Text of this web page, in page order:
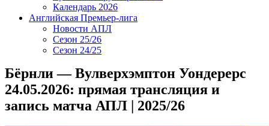
Календарь 2026
Английская Премьер-лига
Новости АПЛ
Сезон 25/26
Сезон 24/25
Бёрнли — Вулверхэмптон Уондерерс
24.05.2026: прямая трансляция и
запись матча АПЛ | 2025/26